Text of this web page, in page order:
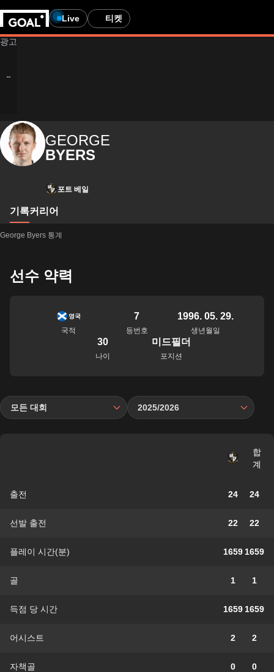
Live 티켓
GEORGE
BYERS
포트 베일
기록커리어
George Byers 통계
선수 약력
영국
국적
7
등번호
1996. 05. 29.
생년월일
30
나이
미드필더
포지션
모든 대회 2025/2026
합
계
출전 24 24
선발 출전 22 22
플레이 시간(분) 1659 1659
골 1 1
득점 당 시간 1659 1659
어시스트 2 2
자책골 0 0